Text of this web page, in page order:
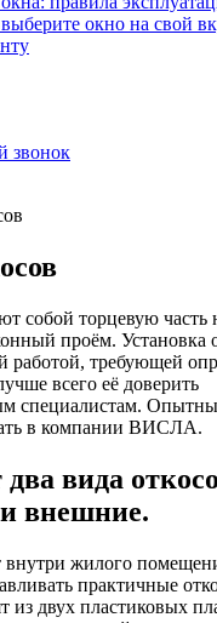
окно на свой
звонок
собой торцевую
проём. Установка
работой, требующей
всего её доверить
специалистам.
в компании ВИСЛА.
вида
внешние.
жилого
практичные
из двух пластиковых